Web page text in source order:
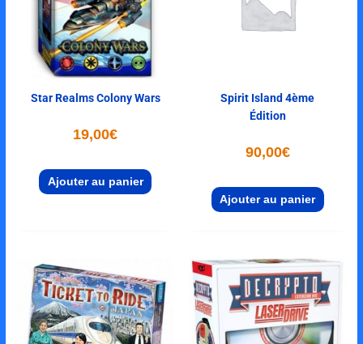
Star Realms Colony Wars
19,00€
Ajouter au panier
Spirit Island 4ème
Édition
90,00€
Ajouter au panier